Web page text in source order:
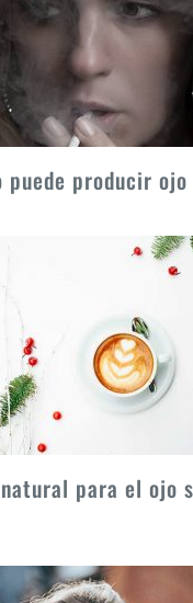
puede producir ojo
para el ojo